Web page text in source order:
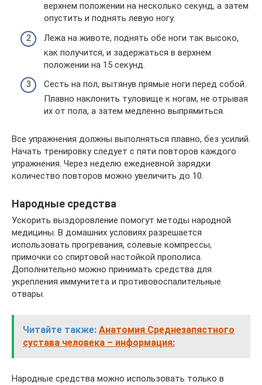
верхнем положении на несколько секунд, а затем
опустить и поднять левую ногу.
Лежа на животе, поднять обе ноги так высоко,
как получится, и задержаться в верхнем
положении на 15 секунд.
Сесть на пол, вытянув прямые ноги перед собой.
Плавно наклонить туловище к ногам, не отрывая
их от пола, а затем медленно выпрямиться.
Все упражнения должны выполняться плавно, без усилий.
Начать тренировку следует с пяти повторов каждого
упражнения. Через неделю ежедневной зарядки
количество повторов можно увеличить до 10.
Народные средства
Ускорить выздоровление помогут методы народной
медицины. В домашних условиях разрешается
использовать прогревания, солевые компрессы,
примочки со спиртовой настойкой прополиса.
Дополнительно можно принимать средства для
укрепления иммунитета и противовоспалительные
отвары.
Читайте также: Анатомия Среднезапястного
сустава человека – информация:
Народные средства можно использовать только в